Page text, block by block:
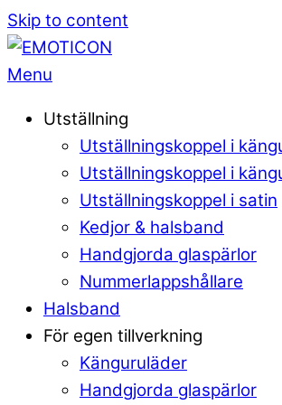
Skip to content
Menu
Utställning
Utställningskoppel i
Utställningskoppel i
Utställningskoppel i satin
Kedjor & halsband
Handgjorda glaspärlor
Nummerlappshållare
Halsband
För egen tillverkning
Känguruläder
Handgjorda glaspärlor